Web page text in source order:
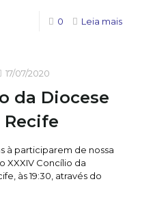
0 Leia mais
17/07/2020
da Diocese
à participarem de nossa
XXXIV Concílio da
às 19:30, através do